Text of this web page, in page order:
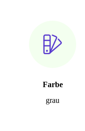
Farbe
grau